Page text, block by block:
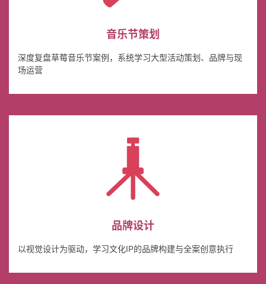
音乐节策划
深度复盘草莓音乐节案例，系统学习大型活动策划、品牌与现
场运营
品牌设计
以视觉设计为驱动，学习文化IP的品牌构建与全案创意执行